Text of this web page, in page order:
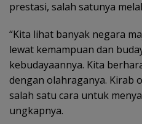
prestasi, salah satunya
“Kita lihat banyak negara
lewat kemampuan dan
kebudayaannya. Kita
dengan olahraganya. Kirab
salah satu cara untuk
ungkapnya.